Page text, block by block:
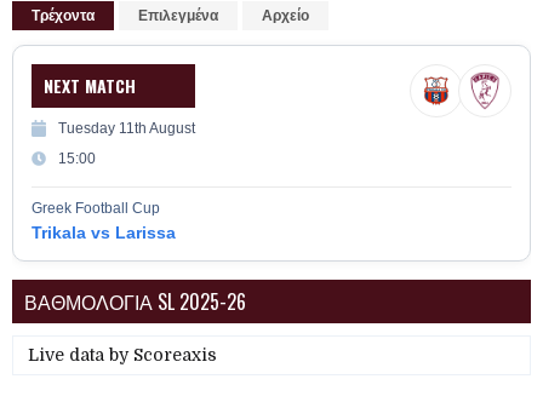
Τρέχοντα Επιλεγμένα Αρχείο
NEXT MATCH
Tuesday 11th August
15:00
Greek Football Cup
Trikala vs Larissa
ΒΑΘΜΟΛΟΓΙΑ SL 2025-26
Live data by Scoreaxis